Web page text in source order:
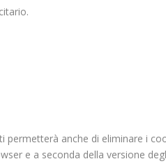
permetterà anche di eliminare i
e a seconda della versione